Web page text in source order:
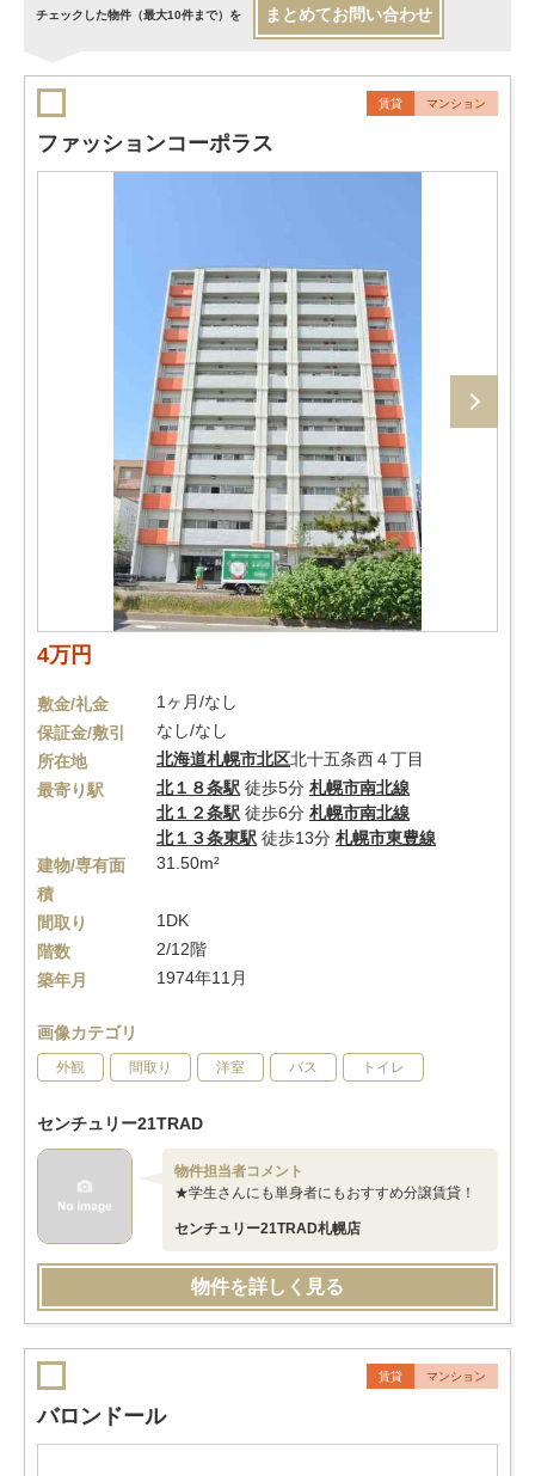
チェックした物件（最大10件まで）を まとめてお問い合わせ
賃貸 マンション
ファッションコーポラス
4万円
敷金/礼金
1ヶ月/なし
保証金/敷引
なし/なし
所在地
北海道札幌市北区北十五条西４丁目
最寄り駅
北１８条駅 徒歩5分 札幌市南北線
北１２条駅 徒歩6分 札幌市南北線
北１３条東駅 徒歩13分 札幌市東豊線
建物/専有面
積
31.50m²
間取り
1DK
階数
2/12階
築年月
1974年11月
画像カテゴリ
外観 間取り 洋室 バス トイレ
センチュリー21TRAD
物件担当者コメント
★学生さんにも単身者にもおすすめ分譲賃貸！
センチュリー21TRAD札幌店
物件を詳しく見る
賃貸 マンション
バロンドール